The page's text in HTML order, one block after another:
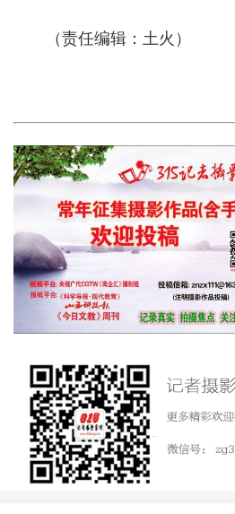
（责任编辑：土火）